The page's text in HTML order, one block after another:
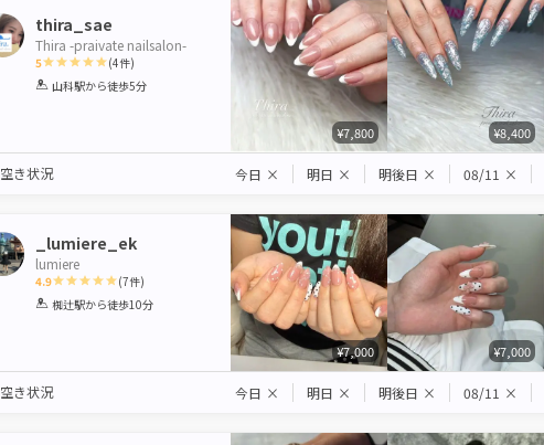
thira_sae
Thira -praivate nailsalon-
5
1 2 3 4 5
(4件)
山科駅から徒歩5分
¥7,800 ¥8,400
空き状況 今日 × 明日 × 明後日 × 08/11 ×
_lumiere_ek
lumiere
4.9
1 2 3 4 5
(7件)
椥辻駅から徒歩10分
¥7,000 ¥7,000
空き状況 今日 × 明日 × 明後日 × 08/11 ×